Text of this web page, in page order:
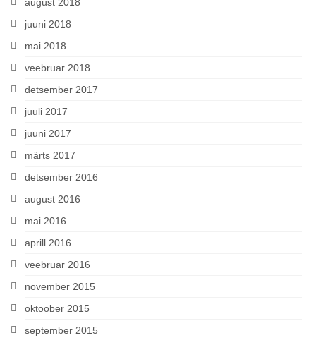
juuni 2018
mai 2018
veebruar 2018
detsember 2017
juuli 2017
juuni 2017
märts 2017
detsember 2016
august 2016
mai 2016
aprill 2016
veebruar 2016
november 2015
oktoober 2015
september 2015